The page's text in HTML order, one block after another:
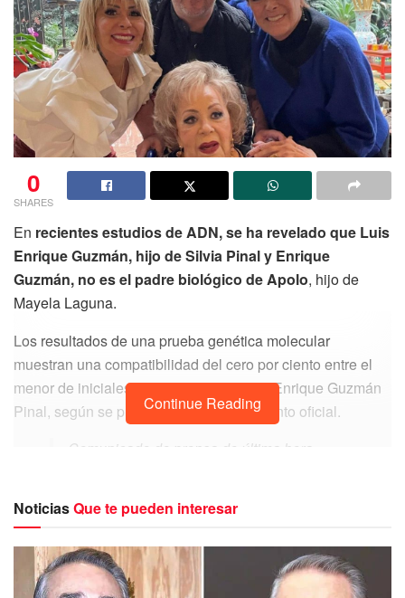
0
SHARES
En recientes estudios de ADN, se ha revelado que Luis
Enrique Guzmán, hijo de Silvia Pinal y Enrique
Guzmán, no es el padre biológico de Apolo, hijo de
Mayela Laguna.
Los resultados de una prueba genética molecular
muestran una compatibilidad del cero por ciento entre el
menor de iniciales AAGL y el señor Luis Enrique Guzmán
Pinal, según se puede leer en el documento oficial.
Comunicado de prensa de última hora
prueba genética con resultados del cero por
Por lo tanto pugnará por disolver el vínculo
paterno filial con el menor
#primiciamás…
Continue Reading
NoticiasQue te pueden interesar